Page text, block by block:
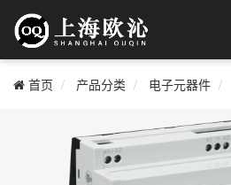
首页 产品分类 电子元器件